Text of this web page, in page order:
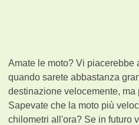
Amate le moto? Vi piacerebbe
quando sarete abbastanza
destinazione velocemente,
Sapevate che la moto più
chilometri all'ora? Se in futuro